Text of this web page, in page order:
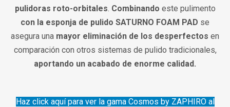
pulidoras roto-orbitales. Combinando este pulimento
con la esponja de pulido SATURNO FOAM PAD se
asegura una mayor eliminación de los desperfectos en
comparación con otros sistemas de pulido tradicionales,
aportando un acabado de enorme calidad.
Haz click aquí para ver la gama Cosmos by ZAPHIRO al